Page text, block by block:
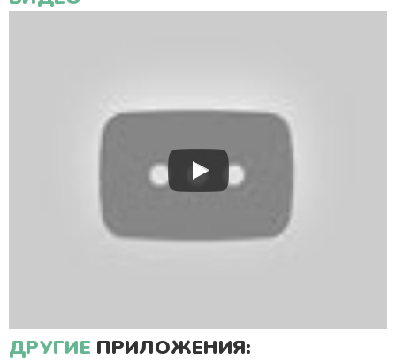
ДРУГИЕ ПРИЛОЖЕНИЯ: